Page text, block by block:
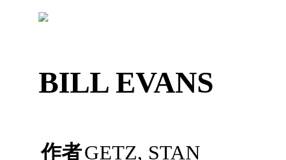
BILL EVANS
作者GETZ, STAN